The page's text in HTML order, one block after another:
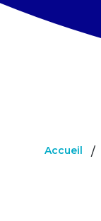
Accueil /